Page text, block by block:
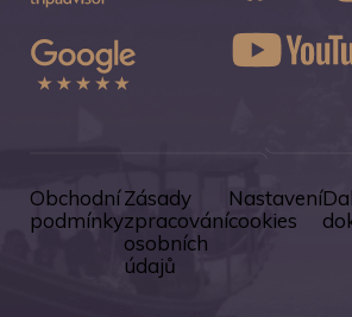
Obchodní
podmínky
Zásady
zpracování
osobních
údajů
Nastavení
cookies